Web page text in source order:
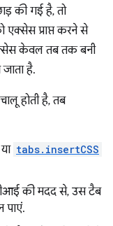
की गई है, तो
एक्सेस प्राप्त करने से
केवल तब तक बनी
है.
होती है, तब
या tabs.insertCSS
की मदद से, उस टैब